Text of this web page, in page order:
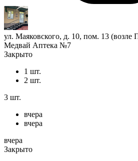
ул. Маяковского, д. 10, пом. 13
Медвай Аптека №7
Закрыто
1 шт.
2 шт.
3 шт.
вчера
вчера
вчера
Закрыто